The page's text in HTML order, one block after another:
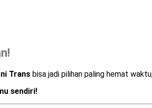
Trans bisa jadi pilihan paling hemat
sendiri!